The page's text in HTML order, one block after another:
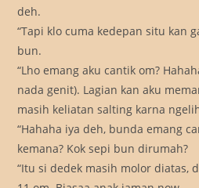
deh.
“Tapi klo cuma kedepan situ kan
bun.
“Lho emang aku cantik om?
nada genit). Lagian kan aku
masih keliatan salting karna
“Hahaha iya deh, bunda emang
kemana? Kok sepi bun dirumah?
“Itu si dedek masih molor diatas,